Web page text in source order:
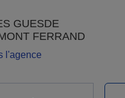
GUESDE
FERRAND
l'agence